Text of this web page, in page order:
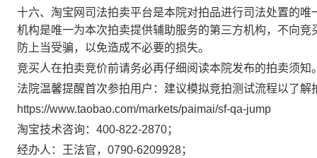
十六、淘宝网司法拍卖平台是本院对拍品进行司法处置的
机构是唯一为本次拍卖提供辅助服务的第三方机构，不向
防上当受骗，以免造成不必要的损失。
竞买人在拍卖竞价前请务必再仔细阅读本院发布的拍卖须知
法院温馨提醒首次参拍用户：建议模拟竞拍测试流程以了解
https://www.taobao.com/markets/paimai/sf-qa-jump
淘宝技术咨询： 400-822-2870；
经办人：
王法官， 0790-6209928；